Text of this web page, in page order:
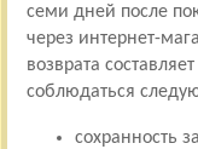
семи дней после
через интернет-
возврата
соблюдаться
сохранность